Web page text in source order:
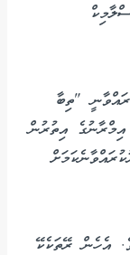
"ތިބާ
އިތުރުން
އެހެން ރޭތަކެކޭ